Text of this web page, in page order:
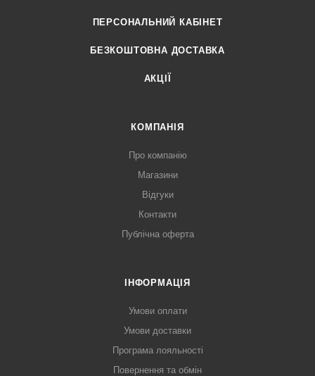
ПЕРСОНАЛЬНИЙ КАБІНЕТ
БЕЗКОШТОВНА ДОСТАВКА
АКЦІЇ
КОМПАНІЯ
Про компанію
Магазини
Відгуки
Контакти
Публічна оферта
ІНФОРМАЦІЯ
Умови оплати
Умови доставки
Програма лояльності
Повернення та обмін